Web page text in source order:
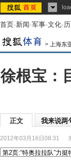
首页-新闻-军事-文化-
> 上海东
徐根宝：
正文 我来说两
2012年03月16日08:31